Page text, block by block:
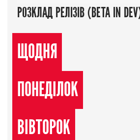
РОЗКЛАД РЕЛІЗІВ (BETA IN
ЩОДНЯ
ПОНЕДІЛОК
ВІВТОРОК